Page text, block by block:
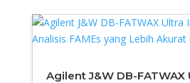
Agilent J&W DB-FATWAX